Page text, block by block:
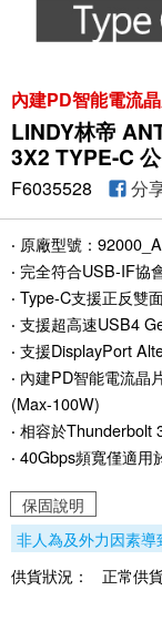
內建PD智能電流
LINDY林帝
3X2 TYPE-C
F6035528 分
‧ 原廠型號：92000_A
‧ 完全符合USB-IF協
‧ Type-C支援正反雙
‧ 支援超高速USB4
‧ 支援DisplayPort
‧ 內建PD智能電流晶
(Max-100W)
‧ 相容於Thunderbolt
‧ 40Gbps頻寬僅適
保固說明
非人為及外力因素
供貨狀況：
正常供